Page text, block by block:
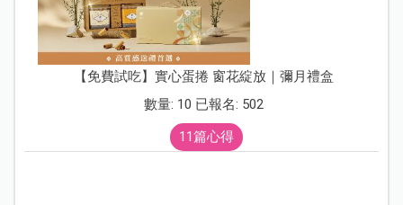
【免費試吃】實心蛋捲 窗花綻放｜彌月禮盒
數量: 10 已報名: 502
11篇心得